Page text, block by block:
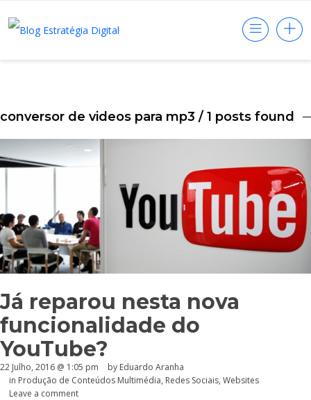
conversor de videos para mp3 / 1 posts found
Já reparou nesta nova
funcionalidade do
YouTube?
22 Julho, 2016 @ 1:05 pm by Eduardo Aranha
in Produção de Conteúdos Multimédia, Redes Sociais, Websites
Leave a comment